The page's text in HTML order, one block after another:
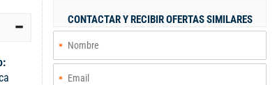
CONTACTAR Y RECIBIR OFERTAS SIMILARES